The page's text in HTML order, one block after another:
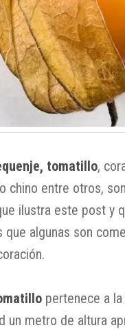
tomatillo,
chino entre otros,
ilustra este post y
que algunas son
pertenece a
un metro de altura